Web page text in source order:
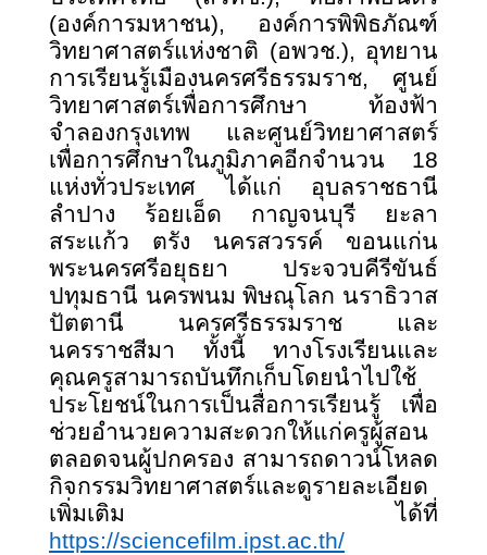
(องค์การมหาชน), องค์การพิพิธภัณฑ์
วิทยาศาสตร์แห่งชาติ (อพวช.), อุทยาน
การเรียนรู้เมืองนครศรีธรรมราช, ศูนย์
วิทยาศาสตร์เพื่อการศึกษา ท้องฟ้า
จำลองกรุงเทพ และศูนย์วิทยาศาสตร์
เพื่อการศึกษาในภูมิภาคอีกจำนวน 18
แห่งทั่วประเทศ ได้แก่ อุบลราชธานี
ลำปาง ร้อยเอ็ด กาญจนบุรี ยะลา
สระแก้ว ตรัง นครสวรรค์ ขอนแก่น
พระนครศรีอยุธยา ประจวบคีรีขันธ์
ปทุมธานี นครพนม พิษณุโลก นราธิวาส
ปัตตานี นครศรีธรรมราช และ
นครราชสีมา ทั้งนี้ ทางโรงเรียนและ
คุณครูสามารถบันทึกเก็บโดยนำไปใช้
ประโยชน์ในการเป็นสื่อการเรียนรู้ เพื่อ
ช่วยอำนวยความสะดวกให้แก่ครูผู้สอน
ตลอดจนผู้ปกครอง สามารถดาวน์โหลด
กิจกรรมวิทยาศาสตร์และดูรายละเอียด
เพิ่มเติม ได้ที่
https://sciencefilm.ipst.ac.th/